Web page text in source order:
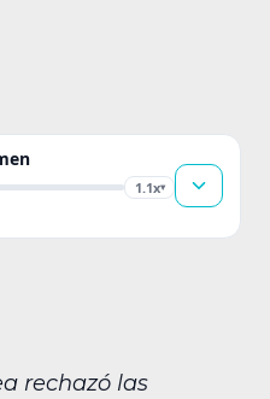
1.1x▾
rechazó las